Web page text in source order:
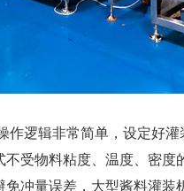
逻辑非常简单，设定好
受物料粘度、温度、密
冲量误差，大型酱料灌